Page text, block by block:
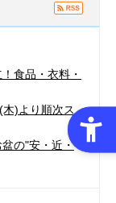
食品・衣料・
)より順次ス
の"安・近・